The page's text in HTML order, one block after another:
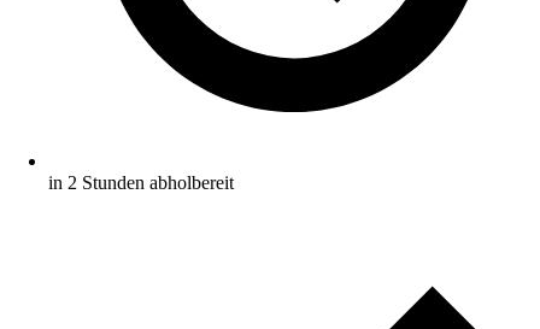
in 2 Stunden abholbereit